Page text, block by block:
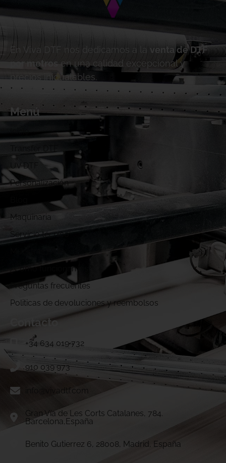
En Viva DTF nos dedicamos a la
venta de DTF
por metros
en una calidad excepcional y
precios inigualables.
Menú
UV DTF
Personalización
Maquinaria
Servicio técnico
¿Cómo funcionamos?
Preguntas frecuentes
Politicas de devoluciones y reembolsos
Contacto
+34 634 019 732
910 039 973
info@vivadtf.com
Gran Vía de Les Corts Catalanes, 784.
Barcelona,España
Benito Gutierrez 6, 28008, Madrid, España